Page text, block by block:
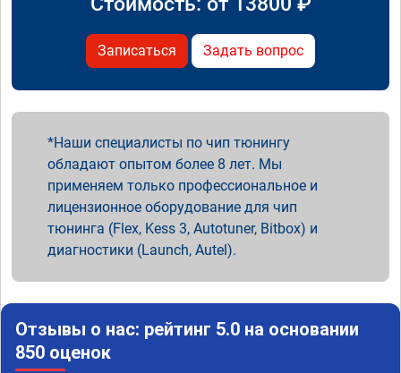
Записаться Задать вопрос
Наши специалисты по чип тюнингу
обладают опытом более 8 лет. Мы
применяем только профессиональное и
лицензионное оборудование для чип
тюнинга (Flex, Kess 3, Autotuner, Bitbox) и
диагностики (Launch, Autel).
Отзывы о нас: рейтинг 5.0 на основании
850 оценок